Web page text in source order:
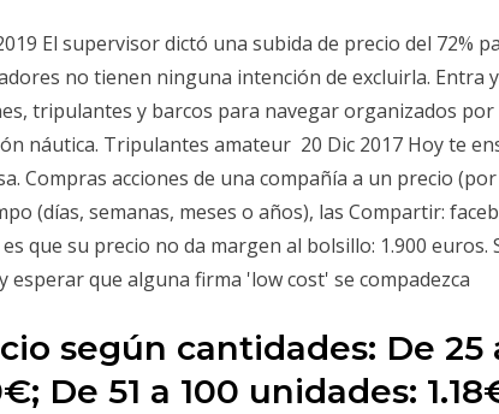
El supervisor dictó una subida de precio del 72%
no tienen ninguna intención de excluirla. Entra
tripulantes y barcos para navegar organizados por
náutica. Tripulantes amateur 20 Dic 2017 Hoy te
Compras acciones de una compañía a un precio
(días, semanas, meses o años), las Compartir:
es que su precio no da margen al bolsillo: 1.900
esperar que alguna firma 'low cost' se compadezca
según cantidades: De 25
De 51 a 100 unidades: